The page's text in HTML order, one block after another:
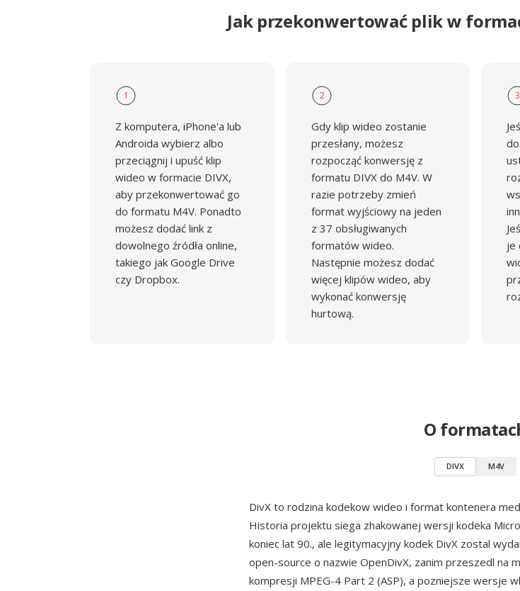
Jak przekonwertować plik w
1
Z komputera, iPhone'a lub
Androida wybierz albo
przeciągnij i upuść klip
wideo w formacie DIVX,
aby przekonwertować go
do formatu M4V. Ponadto
możesz dodać link z
dowolnego źródła online,
takiego jak Google Drive
czy Dropbox.
2
Gdy klip wideo zostanie
przesłany, możesz
rozpocząć konwersję z
formatu DIVX do M4V. W
razie potrzeby zmień
format wyjściowy na jeden
z 37 obsługiwanych
formatów wideo.
Następnie możesz dodać
więcej klipów wideo, aby
wykonać konwersję
hurtową.
3
je
O
DIVX M4V
DivX to rodzina kodekow wideo i format kontenera
Historia projektu siega zhakowanej wersji kodeka
koniec lat 90., ale legitymacyjny kodek DivX zostal
open-source o nazwie OpenDivX, zanim przeszedl na
kompresji MPEG-4 Part 2 (ASP), a pozniejsze wersje